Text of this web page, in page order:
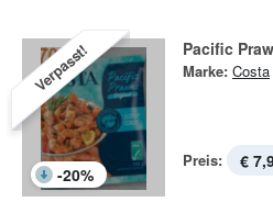
Verpasst!
-20%
Pacific
Marke: Costa
Preis: €